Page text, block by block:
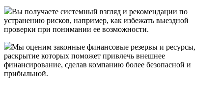
Вы получаете системный взгляд и рекомендации по
устранению рисков, например, как избежать выездной
проверки при понимании ее возможности.
Мы оценим законные финансовые резервы и ресурсы,
раскрытие которых поможет привлечь внешнее
финансирование, сделав компанию более безопасной и
прибыльной.